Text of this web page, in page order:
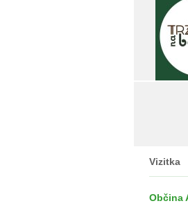
Vizitka
Občina